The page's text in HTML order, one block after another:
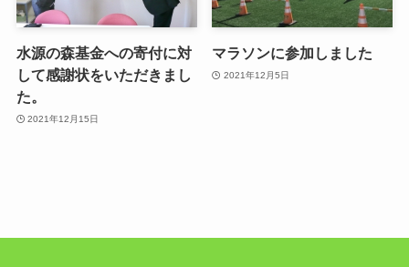
水源の森基金への寄付に対
して感謝状をいただきまし
た。
2021年12月15日
マラソンに参加しました
2021年12月5日